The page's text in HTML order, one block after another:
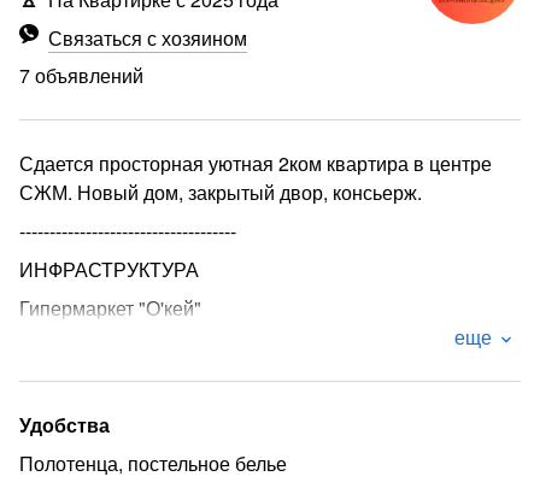
Связаться с хозяином
7 объявлений
Сдается просторная уютная 2ком квартира в центре
СЖМ. Новый дом, закрытый двор, консьерж.
------------------------------------
ИНФРАСТРУКТУРА
Гипермаркет "О'кей"
Главный офис Сбербанк
ТРК "Вавилон"
Парк "Дружба"
еще
Удобства
Полотенца, постельное белье